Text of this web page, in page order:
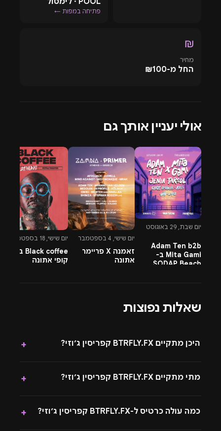
בעיצוב המודרני ובשירות המעולה, מה שהופך אותה לבחירה
פתיחה במפות ←
₪
מחיר
החל מ-₪100
אולי יעניין אותך גם
יום שבת, 29 באוגוסט
Adam Ten b2b
Mita Gami ב-
SODAP Beach
יום שישי, 4 בספטמבר
זאמנה X פריימר
אתונה
יום שישי, 18 בספטמבר
Black coffee בלאק
קופי אתונה
שאלות נפוצות
היכן מתקיים BTRFLY.FX קפריסין ג׳וזי? +
מתי מתקיים BTRFLY.FX קפריסין ג׳וזי? +
כמה עולה כרטיס ל-BTRFLY.FX קפריסין ג׳וזי? +